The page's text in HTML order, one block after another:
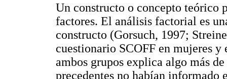
Un constructo o concepto teórico
factores. El análisis factorial es
constructo (Gorsuch, 1997;
cuestionario SCOFF en mujeres
ambos grupos explica algo más
precedentes no habían